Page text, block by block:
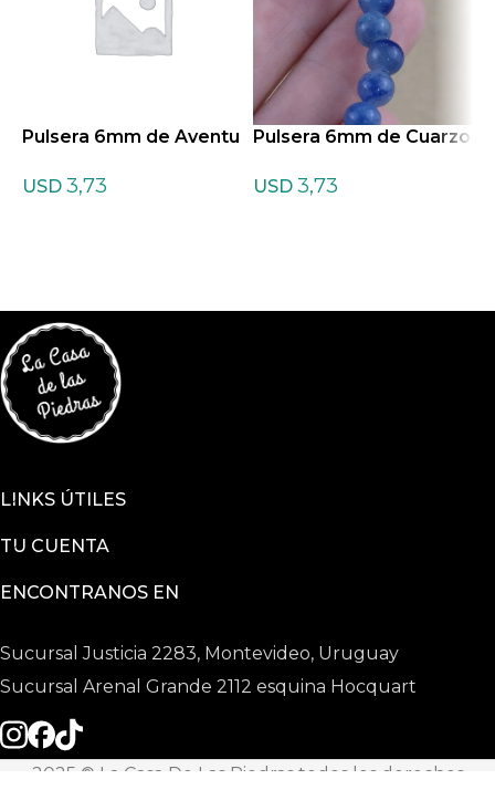
Pulsera 6mm de Aventu
USD 3,73
Pulsera 6mm de Cuarzo
USD 3,73
LINKS ÚTILES
TU CUENTA
ENCONTRANOS EN
Sucursal Justicia 2283, Montevideo, Uruguay
Sucursal Arenal Grande 2112 esquina Hocquart
2025 © La Casa De Las Piedras todos los derechos